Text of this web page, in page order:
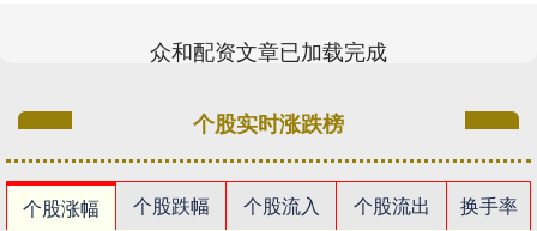
众和配资文章已加载完成
个股实时涨跌榜
个股涨幅 个股跌幅 个股流入 个股流出
换手率